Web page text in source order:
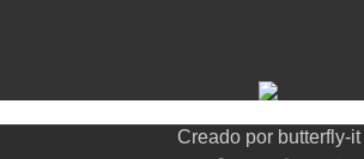
Creado por butterfly-it